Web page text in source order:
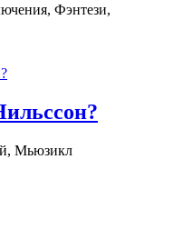
Фэнтези,
Мьюзикл